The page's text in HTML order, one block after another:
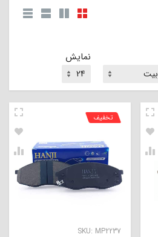
نمایش
SKU: MP2237
تخفیف